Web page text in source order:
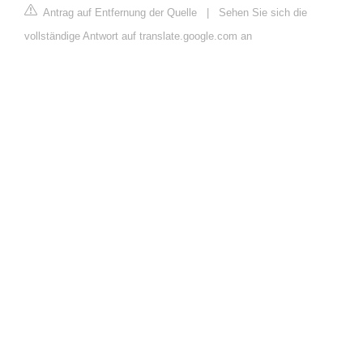
Antrag auf Entfernung der Quelle
Sehen Sie sich die
vollständige Antwort auf translate.google.com an